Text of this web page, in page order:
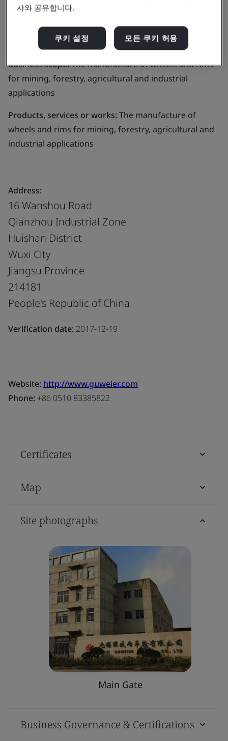
Wuxi Guweier Wheel
Co., Ltd.
Business scope:The manufacture of wheels and rims
for mining, forestry, agricultural and industrial
applications
Products, services or works:The manufacture of
wheels and rims for mining, forestry, agricultural and
industrial applications
Address:
16 Wanshou Road
Qianzhou Industrial Zone
Huishan District
Wuxi City
Jiangsu Province
214181
People's Republic of China
Verification date: 2017-12-19
Website: http://www.guweier.com
Phone: +86 0510 83385822
Certificates
Map
Site photographs
Main Gate
Business Governance & Certifications
사와 공유합니다.
쿠키 설정 모든 쿠키 허용